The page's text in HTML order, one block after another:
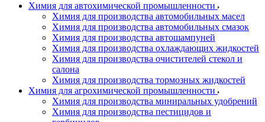
Химия для автохимической промышленности
Химия для производства автомобильных масел
Химия для производства автомобильных смазок
Химия для производства автошампуней
Химия для производства охлаждающих жидкостей
Химия для производства очистителей стекол и
салона
Химия для производства тормозных жидкостей
Химия для агрохимической промышленности
Химия для производства миниральных удобрений
Химия для производства пестицидов и